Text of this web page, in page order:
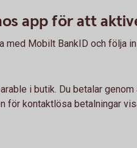
app för att
med Mobilt BankID och följa
i butik. Du betalar
för kontaktlösa betalningar